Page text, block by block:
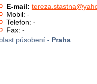
E-mail:
Mobil: -
Telefon: -
Fax: -
působení - Praha